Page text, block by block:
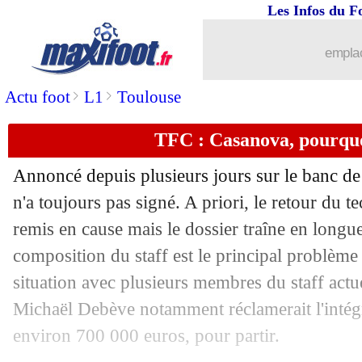
Actu foot> L1 > Toulouse
Les Infos du
TFC : Casanova,
Annoncé depuis plusieurs jours sur le banc
n'a toujours pas signé. A priori, le retour du
remis en cause mais le dossier traîne en
composition du staff est le principal
situation avec plusieurs membres du staff
Michaël Debève notamment réclamerait
environ 700 000 euros, pour partir.
: Thomasson signe à
14/06 CdM: la prime des Bleus en cas de
14/06 Sondage MF: votre favori, c'est le
: ça discute avec Nice pour
14/06 : Queiroz réclame des excuses à
14/06 EdF: Le Graët - "atteindre le dernier
14/06 CdM: le calendrier complet de la
14/06 Nice: Vieira pense à Joe Hart !